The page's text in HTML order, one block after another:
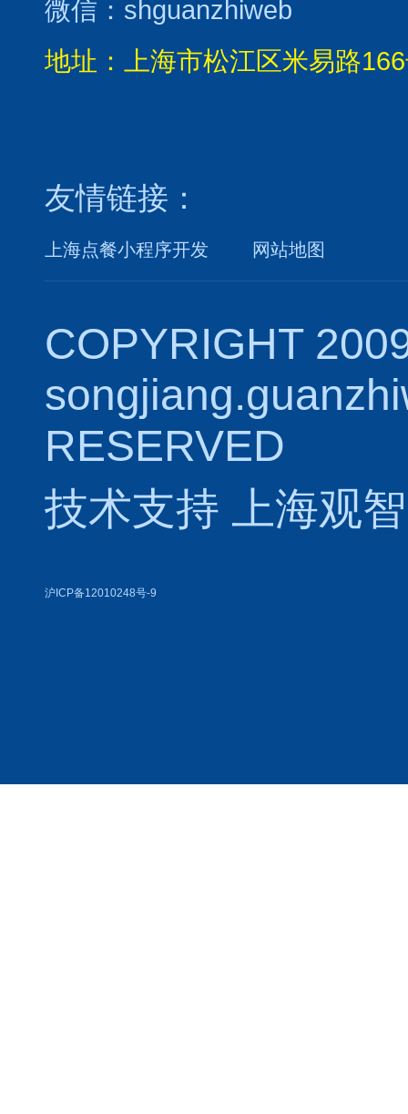
微信：shguanzhiweb
地址：上海市松江区米易路
友情链接：
上海点餐小程序开发 网站地图
COPYRIGHT
RESERVED
技术支持
上海观
沪ICP备12010248号-9